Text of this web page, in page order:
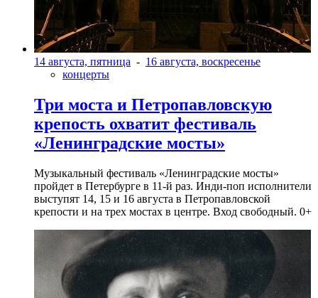
14 августа, пятница - 16 августа, воскресенье
концерты
Три моста и Петропавловскую
крепость охватит фестиваль
«Ленинградские мосты»
Музыкальный фестиваль «Ленинградские мосты»
пройдет в Петербурге в 11-й раз. Инди-поп исполнители
выступят 14, 15 и 16 августа в Петропавловской
крепости и на трех мостах в центре. Вход свободный. 0+